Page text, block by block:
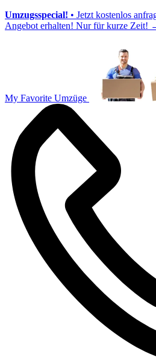
Umzugsspecial! • Jetzt kostenlos
Angebot erhalten! Nur für kurze Zeit!
My Favorite Umzüge